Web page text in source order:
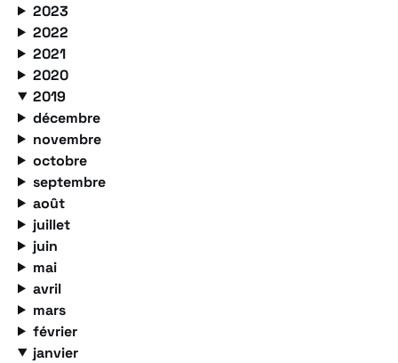
2023
2022
2021
2020
2019
décembre
novembre
octobre
septembre
août
juillet
juin
mai
avril
mars
février
janvier